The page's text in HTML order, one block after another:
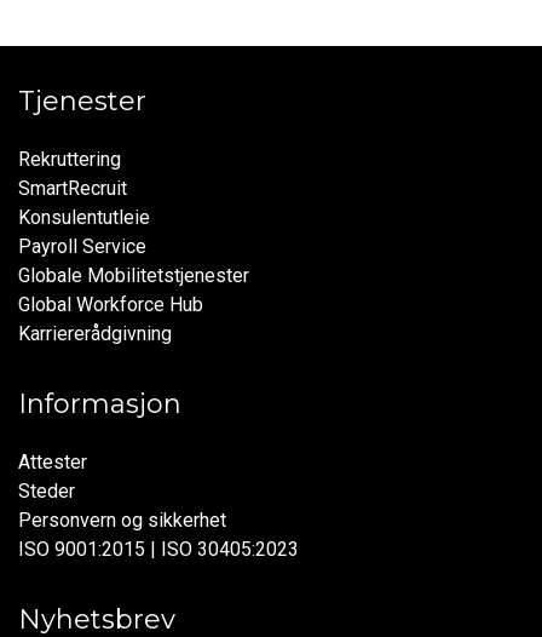
Tjenester
Rekruttering
SmartRecruit
Konsulentutleie
Payroll Service
Globale Mobilitetstjenester
Global Workforce Hub
Karriererådgivning
Informasjon
Attester
Steder
Personvern og sikkerhet
ISO 9001:2015 | ISO 30405:2023
Nyhetsbrev